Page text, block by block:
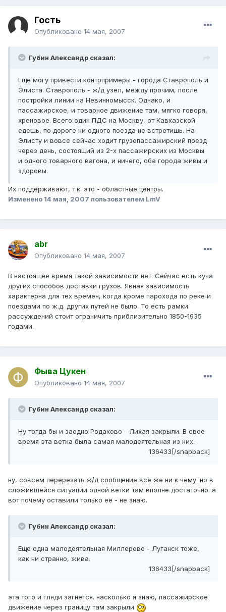
Гость
Опубликовано 14 мая, 2007
Губин Александр сказал:
Еще могу привести контрпримеры - города Ставрополь и
Элиста. Ставрополь - ж/д узел, между прочим, после
постройки линии на Невинномысск. Однако, и
пассажирское, и товарное движение там, мягко говоря,
хреновое. Всего один ПДС на Москву, от Кавказской
едешь, по дороге ни одного поезда не встретишь. На
Элисту и вовсе сейчас ходит грузопассажирский поезд
через день, состоящий из 2-х пассажирских из Москвы
и одного товарного вагона, и ничего, оба города живы и
здоровы.
Их поддерживают, т.к. это - областные центры.
Изменено 14 мая, 2007 пользователем LmV
abr
Опубликовано 14 мая, 2007
В настоящее время такой зависимости нет. Сейчас есть куча
других способов доставки грузов. Явная зависимость
характерна для тех времен, когда кроме парохода по реке и
поездами по ж.д. других путей не было. То есть рамки
рассуждений стоит ограничить приблизительно 1850-1935
годами.
Фыва Цукен
Опубликовано 14 мая, 2007
Губин Александр сказал:
Ну тогда бы и заодно Родаково - Лихая закрыли. В свое
время эта ветка была самая малодеятельная из них.
136433[/snapback]
ну, совсем перерезать ж/д сообщение всё же ни к чему. но в
сложившейся ситуации одной ветки там вполне достаточно. а
вот почему оставили только её - не знаю.
Губин Александр сказал:
Еще одна малодеятельная Миллерово - Луганск тоже,
как ни странно, жива.
136433[/snapback]
эта того и гляди загнётся. насколько я знаю, пассажирское
движение через границу там закрыли